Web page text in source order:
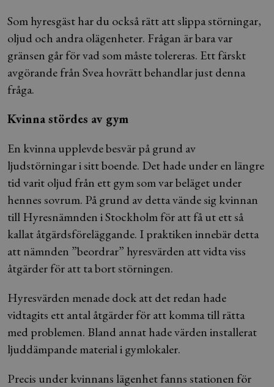
Som hyresgäst har du också rätt att slippa störningar,
oljud och andra olägenheter. Frågan är bara var
gränsen går för vad som måste tolereras. Ett färskt
avgörande från Svea hovrätt behandlar just denna
fråga.
Kvinna stördes av gym
En kvinna upplevde besvär på grund av
ljudstörningar i sitt boende. Det hade under en längre
tid varit oljud från ett gym som var beläget under
hennes sovrum. På grund av detta vände sig kvinnan
till Hyresnämnden i Stockholm för att få ut ett så
kallat åtgärdsföreläggande. I praktiken innebär detta
att nämnden ”beordrar” hyresvärden att vidta viss
åtgärder för att ta bort störningen.
Hyresvärden menade dock att det redan hade
vidtagits ett antal åtgärder för att komma till rätta
med problemen. Bland annat hade värden installerat
ljuddämpande material i gymlokaler.
Precis under kvinnans lägenhet fanns stationen för